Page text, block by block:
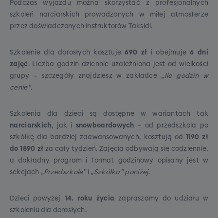
Dojazd gwarantowany
zebraniu minimum 25 osób z wybranej
Transport antenkowy:
zorganizujemy transportem alternatywnym
(najczęściej autokar antenkowy, ale czasami też
bezwzględnie poczeka na Ciebie w punkcie
przesiadkowym, co nie jest gwarantowane przy
dojeździe na własną rękę.
Musi zmieścić się pod siedzeniem lub w
schowku nad Tobą.
W trosce o bezpieczeństwo i komfort Waszej
podróży obowiązujące limity bagażu będą
skrupulatnie sprawdzane. Piloci mają prawo do
nie przyjęcia na pokład nadbagażu tj.: torby,
która przekracza dopuszczalny wymiar wagowy
wszystkich stron (skorupa), czy też pokrowca
narciarskiego, w którym znajduje się coś oprócz
poniższych dodatkowych opcji, możliwych do
dokupienia przy rezerwacji wyjazdu:
+250PLN
Miejsce XXL to gwarancja minimum 90cm
odległości pomiędzy oparciami siedzeń,
jeśli nie będziemy w stanie spełnić tego
zamiany tej opcji na dodatkowe wolne
miejsce koło siebie (w tej samej cenie)
Podczas wyjazdu można skorzystać z profesjonalnych
szkoleń narciarskich prowadzonych w miłej atmosferze
przez doświadczonych instruktorów Taksidi.
Szkolenie dla dorosłych kosztuje690 zł i obejmuje6 dni
zajęć . Liczba godzin dziennie uzależniona jest od wielkości
grupy – szczegóły znajdziesz w zakładce „Ile godzin w
cenie”.
Szkolenia dla dzieci są dostępne w wariantach tak
narciarskich, jak i snowboardowych – od przedszkola po
szkółkę dla bardziej zaawansowanych, kosztują od 1190 zł
do 1890 zł za cały tydzień. Zajęcia odbywają się codziennie,
a dokładny program i format godzinowy opisany jest w
sekcjach „Przedszkole”i „Szkółka” poniżej.
Dzieci powyżej 14. roku życia zapraszamy do udziału w
szkoleniu dla dorosłych.